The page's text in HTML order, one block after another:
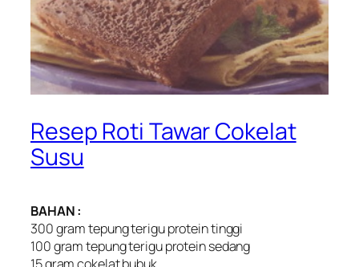
Resep Roti Tawar Cokelat
Susu
BAHAN :
300 gram tepung terigu protein tinggi
100 gram tepung terigu protein sedang